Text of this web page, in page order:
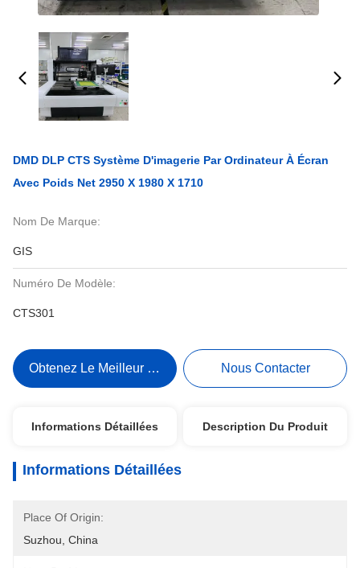
DMD DLP CTS Système D'imagerie Par Ordinateur À Écran
Avec Poids Net 2950 X 1980 X 1710
Nom De Marque:
GIS
Numéro De Modèle:
CTS301
Obtenez Le Meilleur Prix Nous Contacter
Informations Détaillées Description Du Produit
Informations Détaillées
Place Of Origin:
Suzhou, China